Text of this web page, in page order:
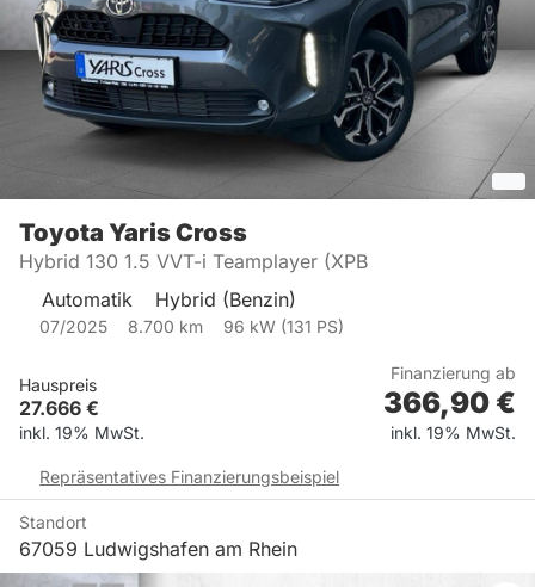
Toyota Yaris Cross
Hybrid 130 1.5 VVT-i Teamplayer (XPB
Automatik
Hybrid (Benzin)
07/2025 8.700 km 96 kW (131 PS)
Hauspreis
27.666 €
inkl. 19% MwSt.
Finanzierung ab
366,90 €
inkl. 19% MwSt.
Repräsentatives Finanzierungsbeispiel
Standort
67059 Ludwigshafen am Rhein